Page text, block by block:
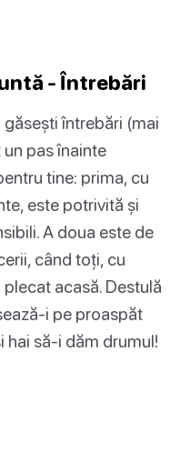
- Întrebări
întrebări (mai
pas înainte
tine: prima, cu
este potrivită și
A doua este de
când toți, cu
acasă. Destulă
i pe proaspăt
hai să-i dăm drumul!